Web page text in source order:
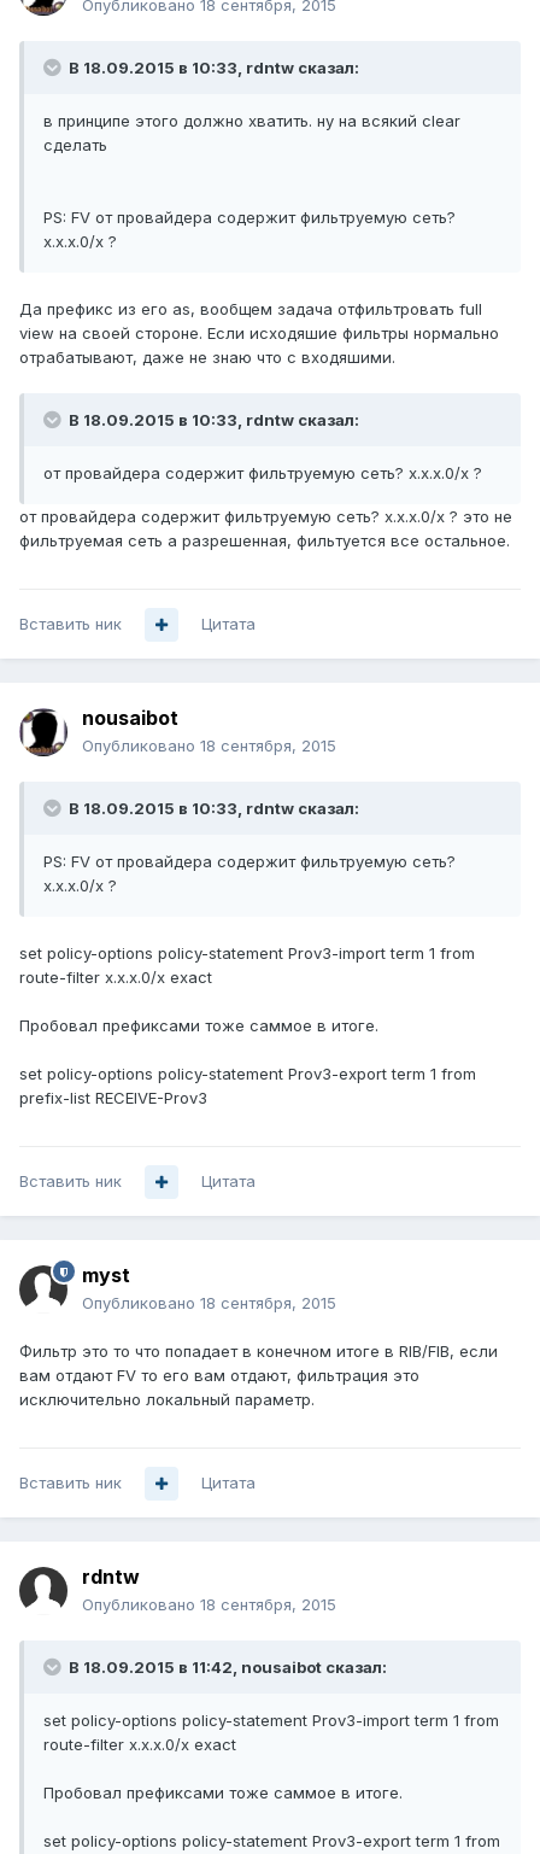
Опубликовано 18 сентября, 2015
В 18.09.2015 в 10:33, rdntw сказал:
в принципе этого должно хватить. ну на всякий clear
сделать
PS: FV от провайдера содержит фильтруемую сеть?
x.x.x.0/x ?
Да префикс из его as, вообщем задача отфильтровать full
view на своей стороне. Если исходяшие фильтры нормально
отрабатывают, даже не знаю что с входяшими.
В 18.09.2015 в 10:33, rdntw сказал:
от провайдера содержит фильтруемую сеть? x.x.x.0/x ?
от провайдера содержит фильтруемую сеть? x.x.x.0/x ? это не
фильтруемая сеть а разрешенная, фильтуется все остальное.
Вставить ник Цитата
nousaibot
Опубликовано 18 сентября, 2015
В 18.09.2015 в 10:33, rdntw сказал:
PS: FV от провайдера содержит фильтруемую сеть?
x.x.x.0/x ?
set policy-options policy-statement Prov3-import term 1 from
route-filter x.x.x.0/x exact
Пробовал префиксами тоже саммое в итоге.
set policy-options policy-statement Prov3-export term 1 from
prefix-list RECEIVE-Prov3
Вставить ник Цитата
myst
Опубликовано 18 сентября, 2015
Фильтр это то что попадает в конечном итоге в RIB/FIB, если
вам отдают FV то его вам отдают, фильтрация это
исключительно локальный параметр.
Вставить ник Цитата
rdntw
Опубликовано 18 сентября, 2015
В 18.09.2015 в 11:42, nousaibot сказал:
set policy-options policy-statement Prov3-import term 1 from
route-filter x.x.x.0/x exact
Пробовал префиксами тоже саммое в итоге.
set policy-options policy-statement Prov3-export term 1 from